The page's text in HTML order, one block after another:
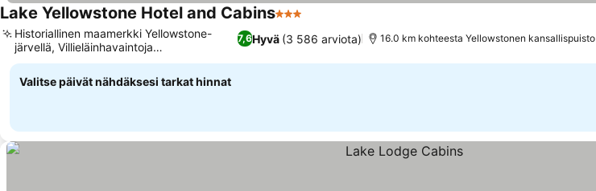
Lake Yellowstone Hotel and Cabins3 Tähtiluokitus
7,6Hyvä (3 586 arviota)
Historiallinen maamerkki Yellowstone-
järvellä, Villieläinhavaintoja
majoituspaikalla
16.0 km kohteesta Yellowstonen kansallispuisto
Valitse päivät nähdäksesi tarkat hinnat